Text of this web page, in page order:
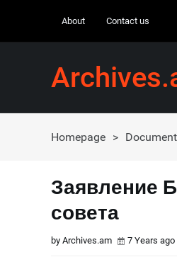
About Contact us
Homepage >
Заявление
совета
by Archives.am 7 Years ago